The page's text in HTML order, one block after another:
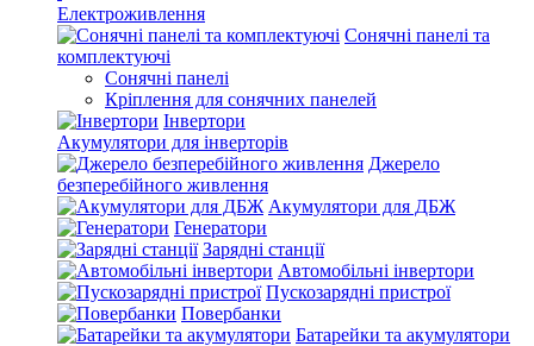
Електроживлення
Сонячні панелі та
комплектуючі
Сонячні панелі
Кріплення для сонячних панелей
Інвертори
Акумулятори для інверторів
Джерело
безперебійного живлення
Акумулятори для ДБЖ
Генератори
Зарядні станції
Автомобільні інвертори
Пускозарядні пристрої
Повербанки
Батарейки та акумулятори